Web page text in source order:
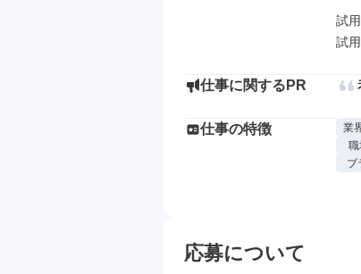
試
仕事に関するPR
仕事の特徴 業
ブ
応募について